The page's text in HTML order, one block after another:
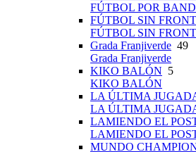
FÚTBOL POR
FÚTBOL SIN
FÚTBOL SIN
Grada Franjiverde 49
Grada Franjiverde
KIKO BALÓN 5
KIKO BALÓN
LA ÚLTIMA
LA ÚLTIMA
LAMIENDO EL
LAMIENDO EL
MUNDO